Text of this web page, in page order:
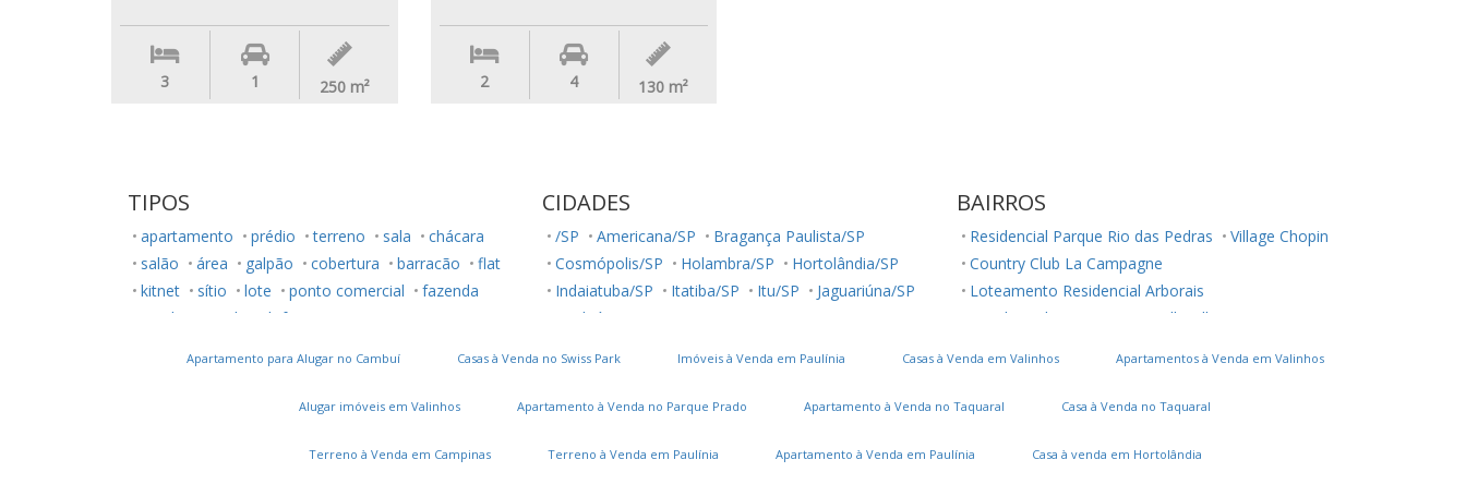
3 1 250 m² 2 4 130 m²
TIPOS
apartamento prédio terreno sala
chácara
salão
área galpão cobertura barracão
flat
kitnet
sítio lote ponto comercial
fazenda
rancho
studio loft
CIDADES
/SP Americana/SP
Bragança Paulista/SP
Cosmópolis/SP
Holambra/SP
Hortolândia/SP
Indaiatuba/SP
Itatiba/SP Itu/SP
Jaguariúna/SP
Jundiaí/SP
Serra Negra/SP
Sorocaba/SP
Sumaré/SP
Votuporanga/SP
BAIRROS
Residencial Parque Rio das Pedras
Village Chopin
Country Club La Campagne
Loteamento Residencial Arborais
Residencial Terra Nova
Belle Ville
Conjunto Residencial Parque São Bento
Parque Maria Helena
Vila Manoel Ferreira
Jardim Santa Marcelina
Apartamento para Alugar no Cambuí Casas à Venda no Swiss Park Imóveis à Venda em Paulínia Casas à Venda em Valinhos Apartamentos à Venda em Valinhos
Alugar imóveis em Valinhos Apartamento à Venda no Parque Prado Apartamento à Venda no Taquaral Casa à Venda no Taquaral
Terreno à Venda em Campinas Terreno à Venda em Paulínia Apartamento à Venda em Paulínia Casa à venda em Hortolândia